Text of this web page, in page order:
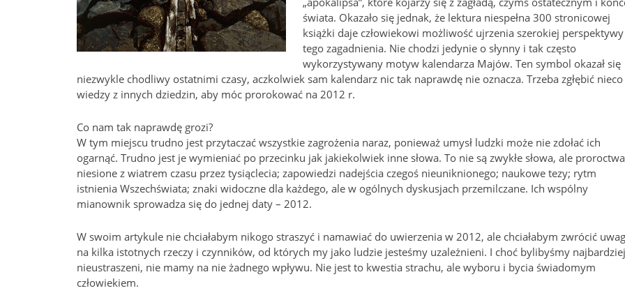
świata. Okazało się jednak, że lektura niespełna 300 stronicowej
książki daje człowiekowi możliwość ujrzenia szerokiej perspektywy
tego zagadnienia. Nie chodzi jedynie o słynny i tak często
wykorzystywany motyw kalendarza Majów. Ten symbol okazał się
niezwykle chodliwy ostatnimi czasy, aczkolwiek sam kalendarz nic tak naprawdę nie oznacza. Trzeba zgłębić nieco
wiedzy z innych dziedzin, aby móc prorokować na 2012 r.
Co nam tak naprawdę grozi?
W tym miejscu trudno jest przytaczać wszystkie zagrożenia naraz, ponieważ umysł ludzki może nie zdołać ich
ogarnąć. Trudno jest je wymieniać po przecinku jak jakiekolwiek inne słowa. To nie są zwykłe słowa, ale proroctwa
niesione z wiatrem czasu przez tysiąclecia; zapowiedzi nadejścia czegoś nieuniknionego; naukowe tezy; rytm
istnienia Wszechświata; znaki widoczne dla każdego, ale w ogólnych dyskusjach przemilczane. Ich wspólny
mianownik sprowadza się do jednej daty – 2012.
W swoim artykule nie chciałabym nikogo straszyć i namawiać do uwierzenia w 2012, ale chciałabym zwrócić
na kilka istotnych rzeczy i czynników, od których my jako ludzie jesteśmy uzależnieni. I choć bylibyśmy najbardziej
nieustraszeni, nie mamy na nie żadnego wpływu. Nie jest to kwestia strachu, ale wyboru i bycia świadomym
człowiekiem.